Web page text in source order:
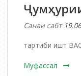
Санаи сабт
тартиби ишт
Муфассал